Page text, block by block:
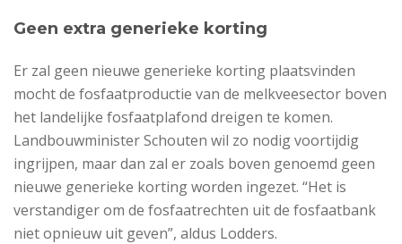
Geen extra generieke korting
Er zal geen nieuwe generieke korting plaatsvinden
mocht de fosfaatproductie van de melkveesector boven
het landelijke fosfaatplafond dreigen te komen.
Landbouwminister Schouten wil zo nodig voortijdig
ingrijpen, maar dan zal er zoals boven genoemd geen
nieuwe generieke korting worden ingezet. “Het is
verstandiger om de fosfaatrechten uit de fosfaatbank
niet opnieuw uit geven”, aldus Lodders.